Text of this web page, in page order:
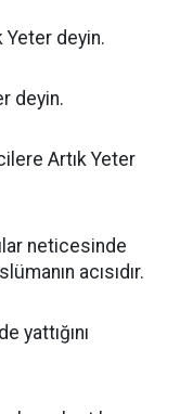
Yeter deyin.
deyin.
Artık Yeter
neticesinde
acısıdır.
yattığını